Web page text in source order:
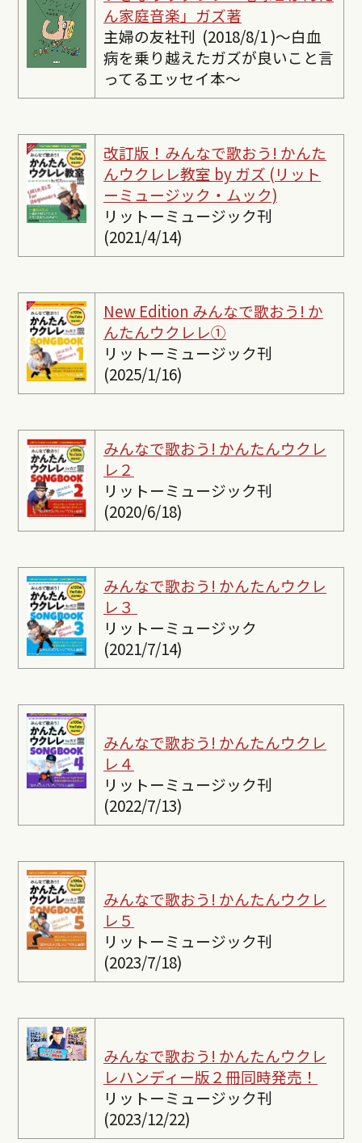
ん家庭音楽」ガズ著
主婦の友社刊 (2018/8/1 )〜白血
病を乗り越えたガズが良いこと言
ってるエッセイ本〜
改訂版！みんなで歌おう! かんた
んウクレレ教室 by ガズ (リット
ーミュージック・ムック)
リットーミュージック刊
(2021/4/14)
New Edition みんなで歌おう! か
んたんウクレレ①
リットーミュージック刊
(2025/1/16)
みんなで歌おう! かんたんウクレ
レ２
リットーミュージック刊
(2020/6/18)
みんなで歌おう! かんたんウクレ
レ３
リットーミュージック
(2021/7/14)
みんなで歌おう! かんたんウクレ
レ４
リットーミュージック刊
(2022/7/13)
みんなで歌おう! かんたんウクレ
レ５
リットーミュージック刊
(2023/7/18)
みんなで歌おう! かんたんウクレ
レハンディー版２冊同時発売！
リットーミュージック刊
(2023/12/22)